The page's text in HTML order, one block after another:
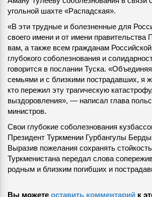
угольной шахте «Распадская».
«В эти трудные и болезненные для
своего имени и от имени
вам, а также всем гражданам
глубокого соболезнования и
говорится в послании Туска.
семьями и с близкими пострадавших, я
кто пережил эту трагическую
выздоровления», — написал глава
министров.
Свои глубокие соболезнования
Президент Туркмении Гурбангулы
Выразив пожелания сохранять
Туркменистана передал слова
родным и близким погибших и
Вы можете оставить комментарий к